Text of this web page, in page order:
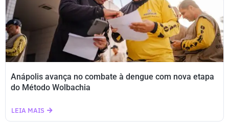
Anápolis avança no combate à dengue com nova etapa
do Método Wolbachia
LEIA MAIS